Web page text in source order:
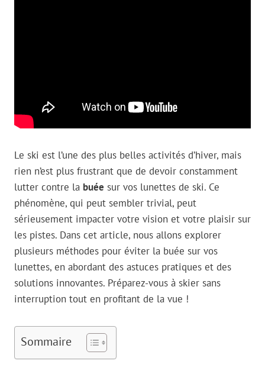
Le ski est l’une des plus belles activités d’hiver, mais
rien n’est plus frustrant que de devoir constamment
lutter contre la buée sur vos lunettes de ski. Ce
phénomène, qui peut sembler trivial, peut
sérieusement impacter votre vision et votre plaisir sur
les pistes. Dans cet article, nous allons explorer
plusieurs méthodes pour éviter la buée sur vos
lunettes, en abordant des astuces pratiques et des
solutions innovantes. Préparez-vous à skier sans
interruption tout en profitant de la vue !
Sommaire